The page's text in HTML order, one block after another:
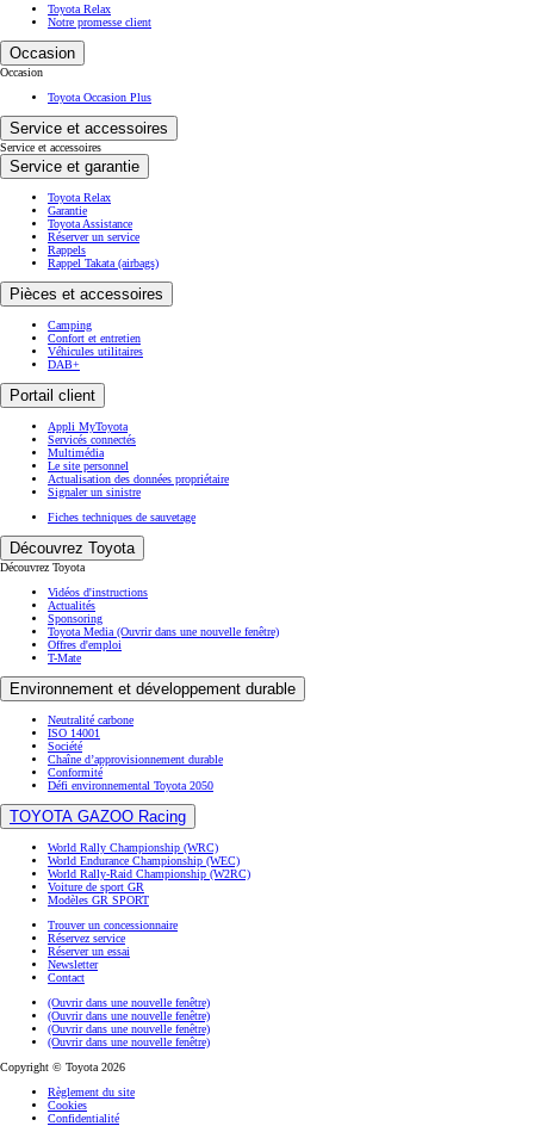
Toyota Relax
Notre promesse client
Occasion
Occasion
Toyota Occasion Plus
Service et accessoires
Service et accessoires
Service et garantie
Toyota Relax
Garantie
Toyota Assistance
Réserver un service
Rappels
Rappel Takata (airbags)
Pièces et accessoires
Camping
Confort et entretien
Véhicules utilitaires
DAB+
Portail client
Appli MyToyota
Servicés connectés
Multimédia
Le site personnel
Actualisation des données propriétaire
Signaler un sinistre
Fiches techniques de sauvetage
Découvrez Toyota
Découvrez Toyota
Vidéos d'instructions
Actualités
Sponsoring
Toyota Media (Ouvrir dans une nouvelle fenêtre)
Offres d'emploi
T-Mate
Environnement et développement durable
Neutralité carbone
ISO 14001
Société
Chaîne d’approvisionnement durable
Conformité
Défi environnemental Toyota 2050
TOYOTA GAZOO Racing
World Rally Championship (WRC)
World Endurance Championship (WEC)
World Rally-Raid Championship (W2RC)
Voiture de sport GR
Modèles GR SPORT
Trouver un concessionnaire
Réservez service
Réserver un essai
Newsletter
Contact
(Ouvrir dans une nouvelle fenêtre)
(Ouvrir dans une nouvelle fenêtre)
(Ouvrir dans une nouvelle fenêtre)
(Ouvrir dans une nouvelle fenêtre)
Copyright © Toyota 2026
Règlement du site
Cookies
Confidentialité